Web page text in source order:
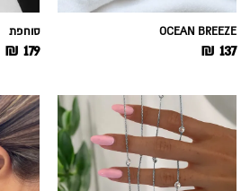
OCEAN BREEZE
137
₪
סוחפת
179
₪